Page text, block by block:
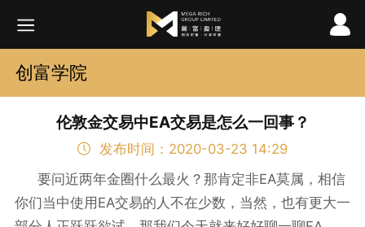
创富学院
伦敦金交易中EA交易是怎么一回事？
发布时间：2020-03-23 14:29
要问近两年金圈什么最火？那肯定非EA莫属，相信
你们当中使用 EA交易的人不在少数，当然，也有更大一